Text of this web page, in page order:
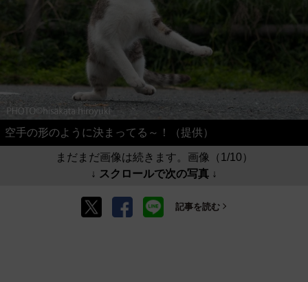
空手の形のように決まってる～！（提供）
まだまだ画像は続きます。画像（1/10）
↓ スクロールで次の写真 ↓
記事を読む